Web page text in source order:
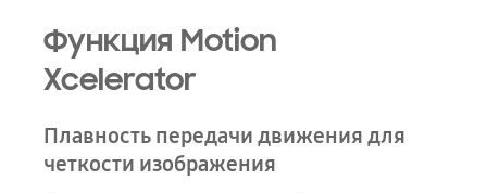
Функция Motion
Xcelerator
Плавность передачи движения для
четкости изображения